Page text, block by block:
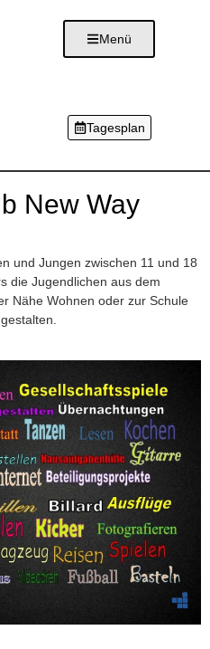
Menü
Tagesplan
New Way​
und Jungen zwischen 11 und 18
die Jugendlichen aus dem
Nähe Wohnen oder zur Schule